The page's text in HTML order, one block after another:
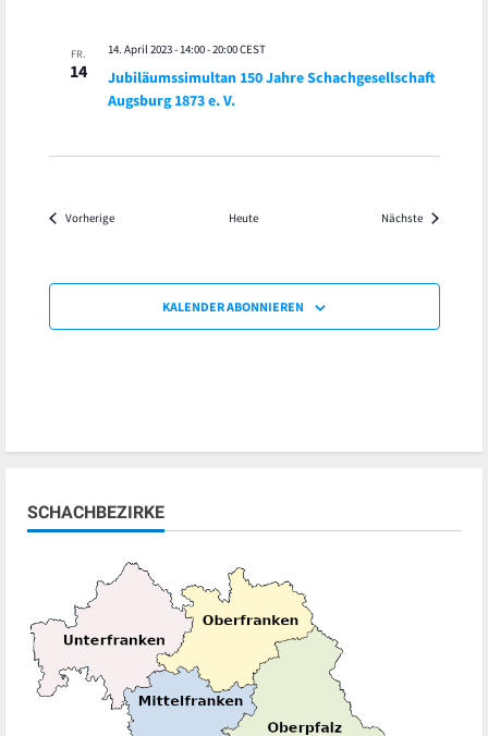
FR.
14
Jubiläumssimultan 150 Jahre Schachgesellschaft
Augsburg 1873 e. V.
14. April 2023 - 14:00-20:00CEST
VorherigeVeranstaltungen Heute Nächste
KALENDER ABONNIEREN
SCHACHBEZIRKE